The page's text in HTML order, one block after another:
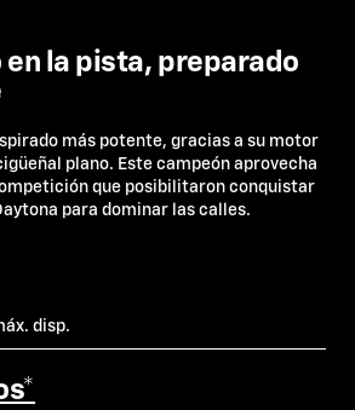
en la pista, preparado
más potente, gracias a su motor
plano. Este campeón aprovecha
que posibilitaron conquistar
para dominar las calles.
disp.